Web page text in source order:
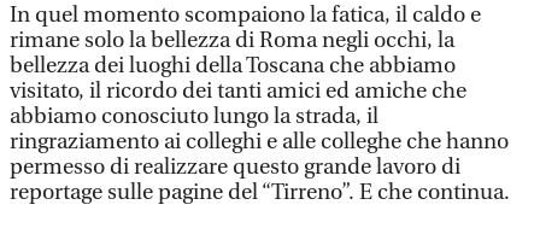
In quel momento scompaiono la fatica, il caldo e
rimane solo la bellezza di Roma negli occhi, la
bellezza dei luoghi della Toscana che abbiamo
visitato, il ricordo dei tanti amici ed amiche che
abbiamo conosciuto lungo la strada, il
ringraziamento ai colleghi e alle colleghe che hanno
permesso di realizzare questo grande lavoro di
reportage sulle pagine del “Tirreno”. E che continua.